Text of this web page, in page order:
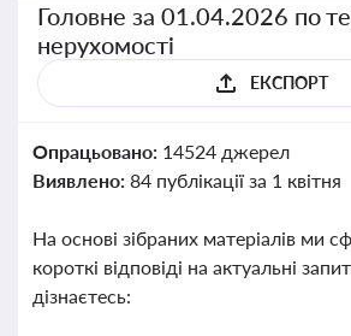
Головне за 01.04.2026 по
нерухомості
ЕКСПОРТ
Опрацьовано: 14524 джерел
Виявлено: 84 публікації за 1 квітня
На основі зібраних матеріалів ми
короткі відповіді на актуальні
дізнаєтесь: